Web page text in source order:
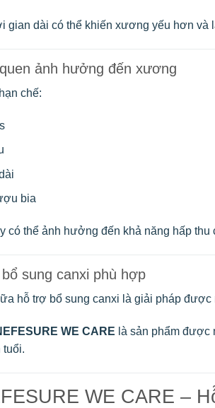
gian dài có thể khiến xương yếu hơn
ảnh hưởng đến xương
chế:
bia
có thể ảnh hưởng đến khả năng hấp thu
sung canxi phù hợp
hỗ trợ bổ sung canxi là giải pháp
WE CARE là sản phẩm được
WE CARE –